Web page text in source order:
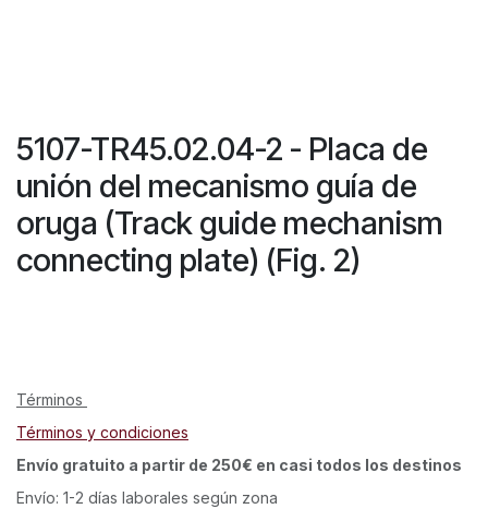
5107-TR45.02.04-2 - Placa de
unión del mecanismo guía de
oruga (Track guide mechanism
connecting plate) (Fig. 2)
Términos
Términos y condiciones
Envío gratuito a partir de 250€ en casi todos los destinos
Envío: 1-2 días laborales según zona